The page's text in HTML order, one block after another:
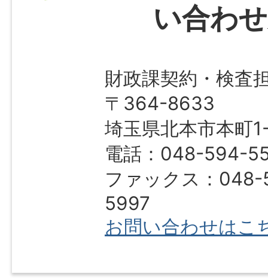
い合わ
財政課契約・検査
〒364-8633
埼玉県北本市本町
電話：048-594-
ファックス：
5997
お問い合わせはこ